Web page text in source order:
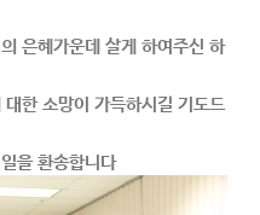
은혜가운데 살게 하여주신 하
한 소망이 가득하시길 기도드
을 환송합니다